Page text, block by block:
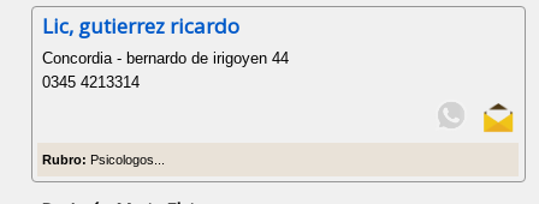
Lic, gutierrez ricardo
Concordia - bernardo de irigoyen 44
0345 4213314
Rubro: Psicologos...